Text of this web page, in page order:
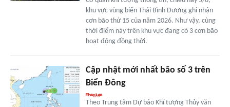
khu vực vùng biển Thái Bình Dương ghi nhận
cơn bão thứ 15 của năm 2026. Như vậy, cùng
thời điểm này trên khu vực đang có 3 cơn bão
hoạt động đồng thời.
Cập nhật mới nhất bão số 3 trên
Biển Đông
Theo Trung tâm Dự báo Khí tượng Thủy văn